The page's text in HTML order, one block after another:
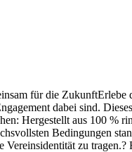
für die ZukunftErlebe
dabei sind.
Hergestellt aus 100 %
Bedingungen
zu